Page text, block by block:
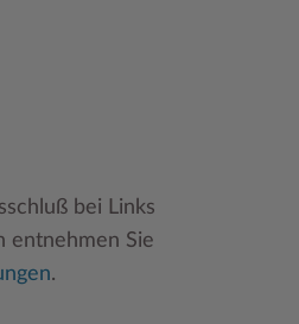
bei Links
entnehmen Sie
.